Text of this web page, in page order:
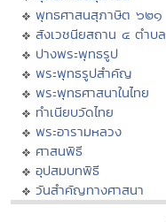
พุทธศาสนสุภาษิต ๖๒๑
สังเวชนียสถาน ๔ ตำบล
ปางพระพุทธรูป
พระพุทธรูปสำคัญ
พระพุทธศาสนาในไทย
ทำเนียบวัดไทย
พระอารามหลวง
ศาสนพิธี
อุปสมบทพิธี
วันสำคัญทางศาสนา